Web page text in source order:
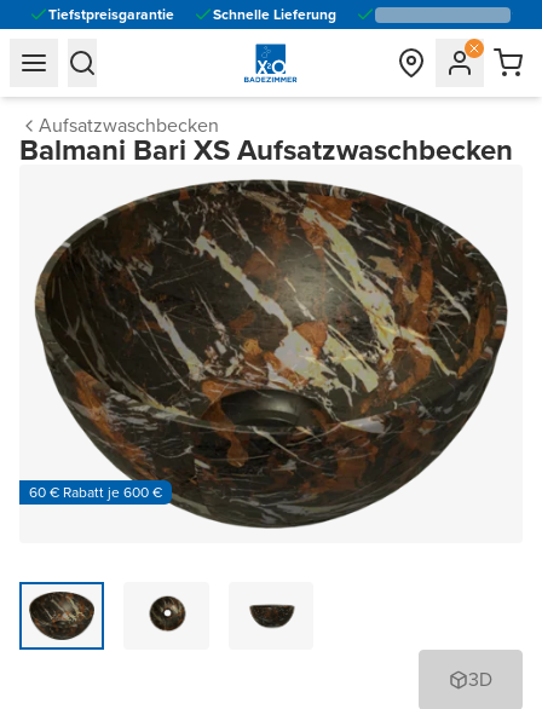
Tiefstpreisgarantie Schnelle Lieferung
general.navigation.toggle_menu.label
general.navigation.toggle_menu.label
Aufsatzwaschbecken
Balmani Bari XS Aufsatzwaschbecken
60 € Rabatt je 600 €
3D